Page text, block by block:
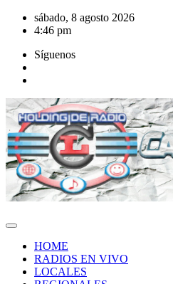
Saltar
sábado, 8 agosto 2026
4:46 pm
Síguenos
HOME
RADIOS EN VIVO
LOCALES